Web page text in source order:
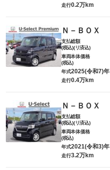
走行0.2万km
Ｎ－ＢＯＸ
支払総額
(税込)(リ済込)
車両本体価格
(税込)
年式2025(令和7)年
走行0.4万km
Ｎ－ＢＯＸ
支払総額
(税込)(リ済込)
車両本体価格
(税込)
年式2021(令和3)年
走行3.2万km